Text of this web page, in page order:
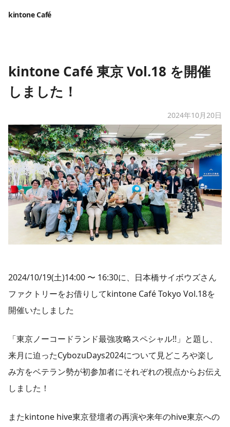
kintone Café
kintone Café 東京 Vol.18 を開催
しました！
2024年10月20日
2024/10/19(土)14:00 〜 16:30に、日本橋サイボウズさん
ファクトリーをお借りしてkintone Café Tokyo Vol.18を
開催いたしました
「東京ノーコードランド最強攻略スペシャル!!」と題し、
来月に迫ったCybozuDays2024について見どころや楽し
み方をベテラン勢が初参加者にそれぞれの視点からお伝え
しました！
またkintone hive東京登壇者の再演や来年のhive東京への